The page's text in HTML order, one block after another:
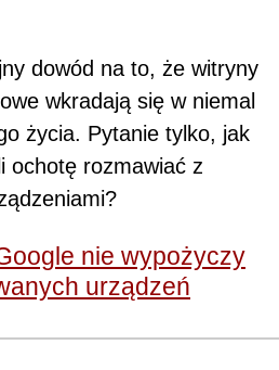
dowód na to, że witryny
wkradają się w niemal
życia. Pytanie tylko, jak
ochotę rozmawiać z
nie wypożyczy
urządzeń